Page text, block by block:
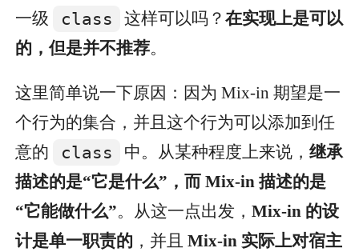
一级
class 这样可以吗？ 在实现上是可以
的，但是并不推荐。
这里简单说一下原因：因为 Mix-in 期望是一
个行为的集合，并且这个行为可以添加到任
意的
class 中。从某种程度上来说， 继承
描述的是“它是什么”，而 Mix-in 描述的是
“它能做什么”。从这一点出发， Mix-in 的设
计是单一职责的 ，并且 Mix-in 实际上对宿主